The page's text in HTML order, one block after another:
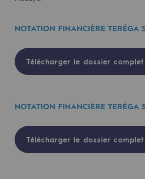
Gaz renouvelables
Pyrogazéification et
Méthanation
Nouveaux usages
Concertations CH4, H2 et
NOTATION FINANCIÈRE TERÉGA
Télécharger le dossier complet
NOTATION FINANCIÈRE TERÉGA
Télécharger le dossier complet